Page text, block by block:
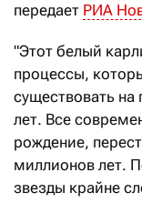
передает РИА
"Этот белый
процессы,
существовать
лет. Все
рождение,
миллионов лет.
звезды крайне